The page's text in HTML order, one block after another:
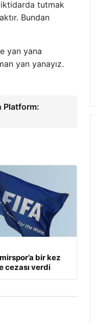
tutmak
Bundan
yan yana
yan yanayız.
Platform:
bir kez
cezası verdi